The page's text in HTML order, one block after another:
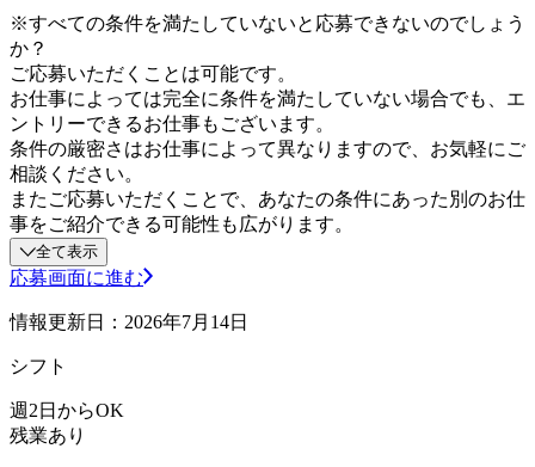
※すべての条件を満たしていないと応募できないのでしょう
か？
ご応募いただくことは可能です。
お仕事によっては完全に条件を満たしていない場合でも、エ
ントリーできるお仕事もございます。
条件の厳密さはお仕事によって異なりますので、お気軽にご
相談ください。
またご応募いただくことで、あなたの条件にあった別のお仕
事をご紹介できる可能性も広がります。
全て表示
応募画面に進む
情報更新日：2026年7月14日
シフト
週2日からOK
残業あり